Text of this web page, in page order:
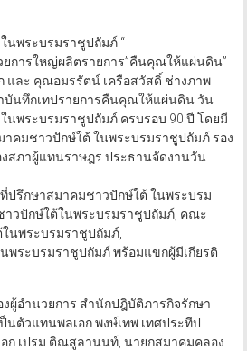
นพระบรมราชูปถัมภ์ “
การใหญ่ผลิตรายการ”คืนคุณให้แผ่นดิน”
และ คุณอมรรัตน์ เครือสวัสดิ์ ช่างภาพ
นทึกเทปรายการคืนคุณให้แผ่นดิน วัน
นพระบรมราชูปถัมภ์ ครบรอบ 90 ปี โดยมี
าคมชาวปักษ์ใต้ ในพระบรมราชูปถัมภ์ รอง
สภาผู้แทนราษฎร ประธานจัดงานวัน
ปรึกษาสมาคมชาวปักษ์ใต้ ในพระบรม
วปักษ์ใต้ในพระบรมราชูปถัมภ์, คณะ
นพระบรมราชูปถัมภ์,
พระบรมราชูปถัมภ์ พร้อมแขกผู้มีเกียรติ
ผู้อำนวยการ สำนักปฎิบัติภารกิจรักษา
นตัวแทนพลเอก พงษ์เทพ เทศประทีป
ก เปรม ติณสูลานนท์, นายกสมาคมคลอง